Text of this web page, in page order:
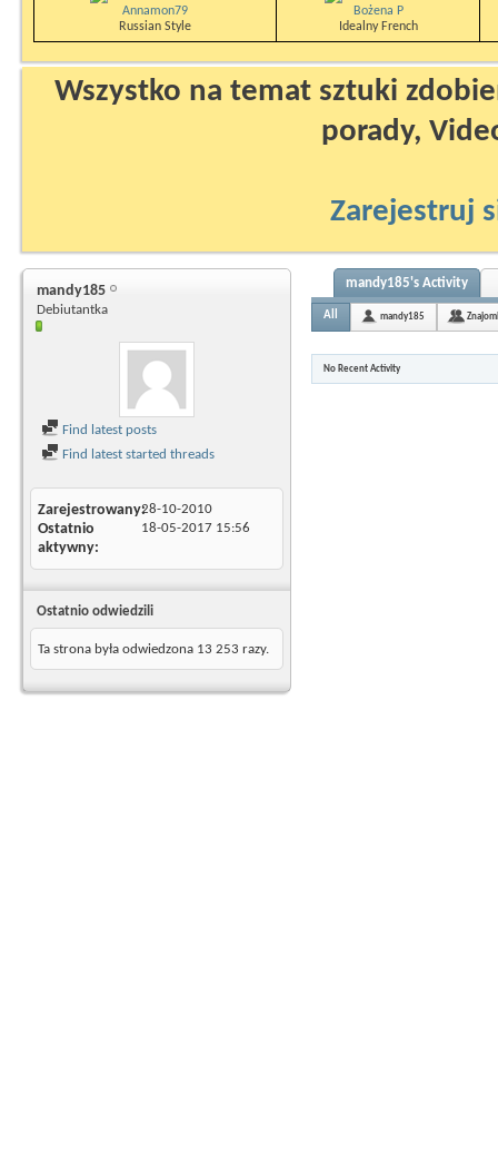
Annamon79
Russian Style
Bożena P
Idealny French
Wszystko na temat sztuki
porady,
Zarejestruj
mandy185
Debiutantka
Find latest posts
Find latest started threads
Zarejestrowany28-10-2010
Ostatnio
aktywny
18-05-2017 15:56
Ostatnio odwiedzili
Ta strona była odwiedzona 13 253 razy.
mandy185's Activity
All mandy185 Znajomi
No Recent Activity